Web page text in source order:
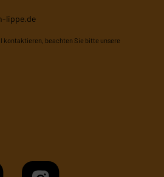
lippe.de
kontaktieren, beachten Sie bitte unsere